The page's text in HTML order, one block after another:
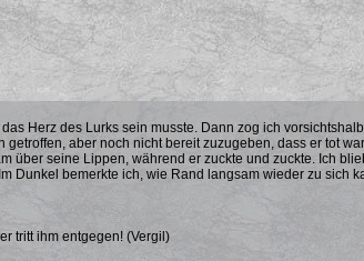
Herz des Lurks sein musste. Dann zog ich
getroffen, aber noch nicht bereit zuzugeben, dass er tot
über seine Lippen, während er zuckte und zuckte. Ich
Dunkel bemerkte ich, wie Rand langsam wieder zu sich
tritt ihm entgegen! (Vergil)